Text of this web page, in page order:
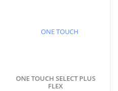
ONE TOUCH SELECT PLUS
FLEX